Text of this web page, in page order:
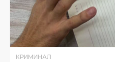
КРИМИНАЛ